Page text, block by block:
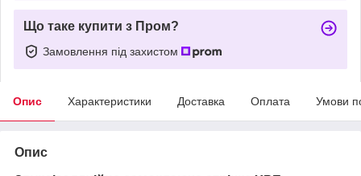
Що таке купити з Пром?
Замовлення під захистом
Опис Характеристики Доставка Оплата Умови
Опис